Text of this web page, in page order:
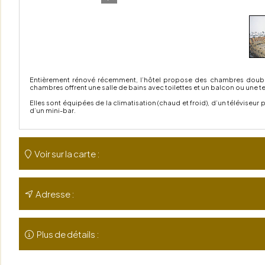
Entièrement rénové récemment, l’hôtel propose des chambres
chambres offrent une salle de bains avec toilettes et un balcon ou une
Elles sont équipées de la climatisation (chaud et froid), d’un
d’un mini-bar.
Voir sur la carte :
Adresse :
Plus de détails :